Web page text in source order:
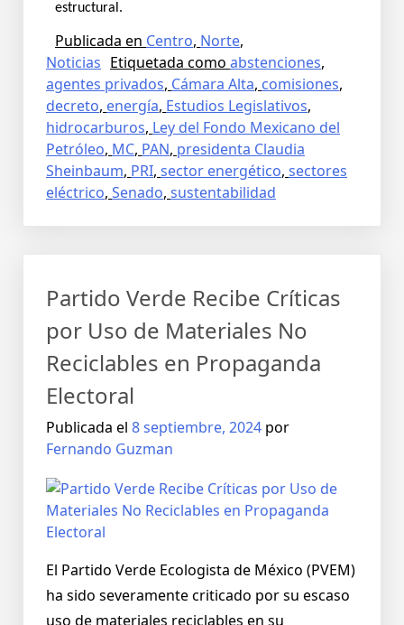
estructural.
Publicada en Centro, Norte,
Noticias Etiquetada como abstenciones,
agentes privados, Cámara Alta, comisiones,
decreto, energía, Estudios Legislativos,
hidrocarburos, Ley del Fondo Mexicano del
Petróleo, MC, PAN, presidenta Claudia
Sheinbaum, PRI, sector energético, sectores
eléctrico, Senado, sustentabilidad
Partido Verde Recibe Críticas
por Uso de Materiales No
Reciclables en Propaganda
Electoral
Publicada el 8 septiembre, 2024 por
Fernando Guzman
El Partido Verde Ecologista de México (PVEM)
ha sido severamente criticado por su escaso
uso de materiales reciclables en su